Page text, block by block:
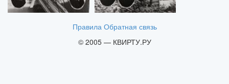
Правила Обратная связь
© 2005 — КВИРТУ.РУ